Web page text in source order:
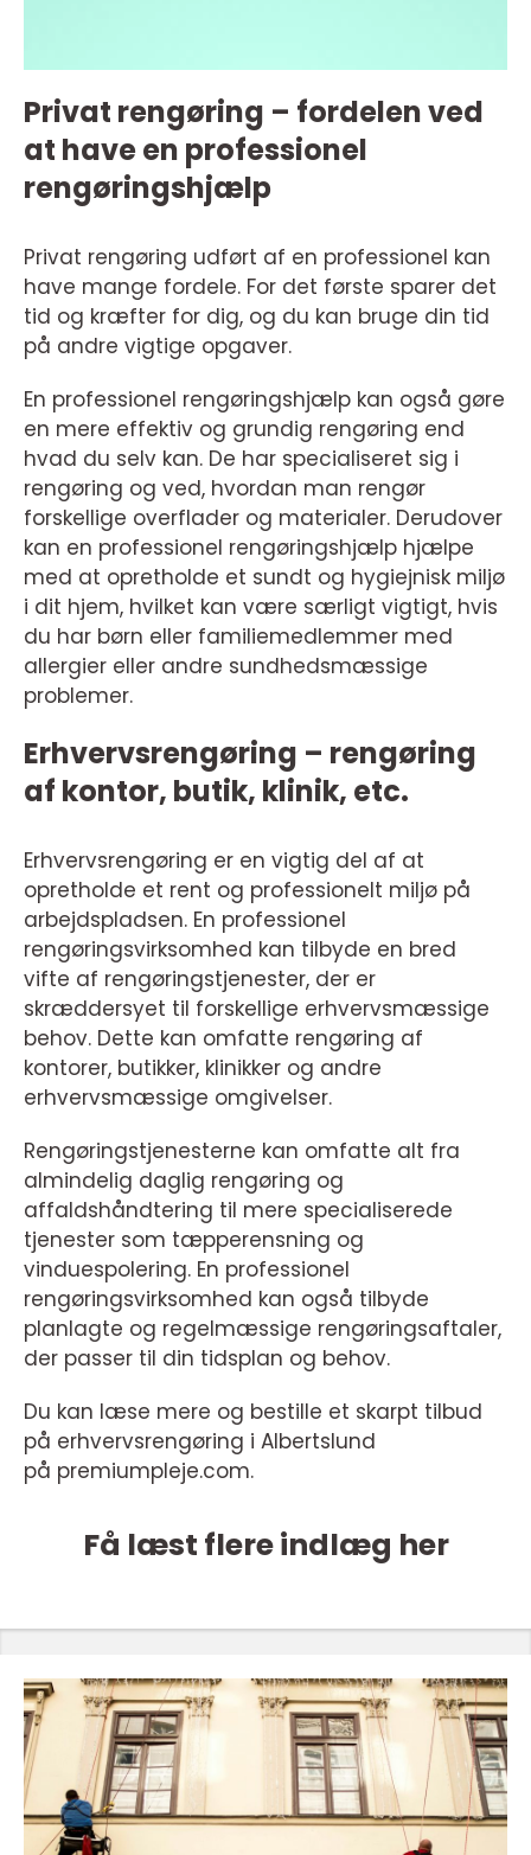
Privat rengøring – fordelen ved
at have en professionel
rengøringshjælp
Privat rengøring udført af en professionel kan
have mange fordele. For det første sparer det
tid og kræfter for dig, og du kan bruge din tid
på andre vigtige opgaver.
En professionel rengøringshjælp kan også gøre
en mere effektiv og grundig rengøring end
hvad du selv kan. De har specialiseret sig i
rengøring og ved, hvordan man rengør
forskellige overflader og materialer. Derudover
kan en professionel rengøringshjælp hjælpe
med at opretholde et sundt og hygiejnisk miljø
i dit hjem, hvilket kan være særligt vigtigt, hvis
du har børn eller familiemedlemmer med
allergier eller andre sundhedsmæssige
problemer.
Erhvervsrengøring – rengøring
af kontor, butik, klinik, etc.
Erhvervsrengøring er en vigtig del af at
opretholde et rent og professionelt miljø på
arbejdspladsen. En professionel
rengøringsvirksomhed kan tilbyde en bred
vifte af rengøringstjenester, der er
skræddersyet til forskellige erhvervsmæssige
behov. Dette kan omfatte rengøring af
kontorer, butikker, klinikker og andre
erhvervsmæssige omgivelser.
Rengøringstjenesterne kan omfatte alt fra
almindelig daglig rengøring og
affaldshåndtering til mere specialiserede
tjenester som tæpperensning og
vinduespolering. En professionel
rengøringsvirksomhed kan også tilbyde
planlagte og regelmæssige rengøringsaftaler,
der passer til din tidsplan og behov.
Du kan læse mere og bestille et skarpt tilbud
på erhvervsrengøring i Albertslund
på premiumpleje.com.
Få læst flere indlæg her